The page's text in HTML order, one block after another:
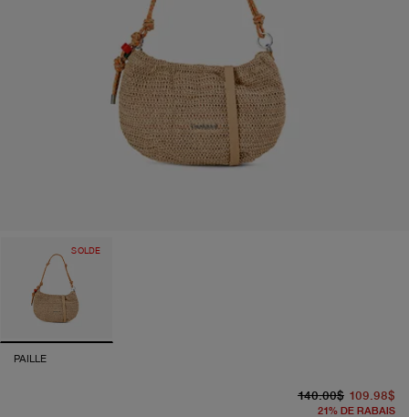
SOLDE
PAILLE
140.00$ 109.98$
21% DE RABAIS